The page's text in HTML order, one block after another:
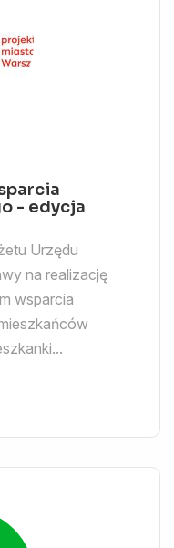
- edycja
Urzędu
na realizację
wsparcia